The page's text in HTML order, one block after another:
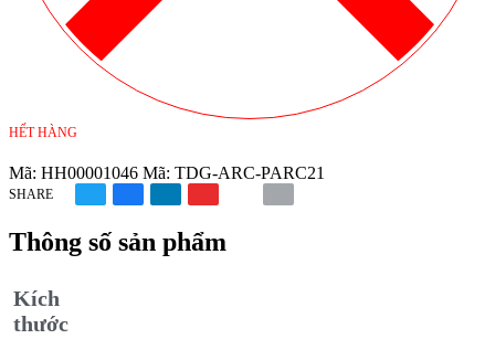
HẾT HÀNG
Mã: HH00001046 Mã: TDG-ARC-PARC21
SHARE
Thông số sản phẩm
Kích
thước